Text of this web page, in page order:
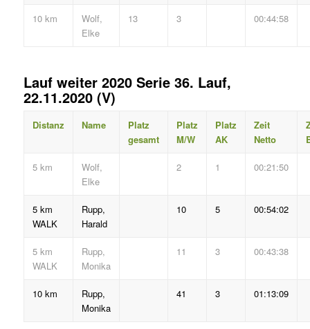
10 km
Wolf,
Elke
13 3 00:44:58
Lauf weiter 2020 Serie 36. Lauf,
22.11.2020 (V)
Distanz Name
Platz
gesamt
Platz
M/W
Platz
AK
Zeit
Netto
5 km
Wolf,
Elke
2 1 00:21:50
5 km
WALK
Rupp,
Harald
10 5 00:54:02
5 km
WALK
Rupp,
Monika
11 3 00:43:38
10 km
Rupp,
Monika
41 3 01:13:09